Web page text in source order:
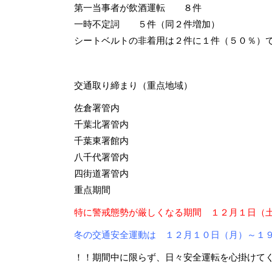
第一当事者が飲酒運転 ８件
一時不定詞 ５件（同２件増加）
シートベルトの非着用は２件に１件（５０％）で
交通取り締まり（重点地域）
佐倉署管内
千葉北署管内
千葉東署館内
八千代署管内
四街道署管内
重点期間
特に警戒態勢が厳しくなる期間 １２月１日（土
冬の交通安全運動は １２月１０日（月）～１９
！！期間中に限らず、日々安全運転を心掛けて